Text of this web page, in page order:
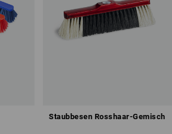
Staubbesen Rosshaar-Gemisch